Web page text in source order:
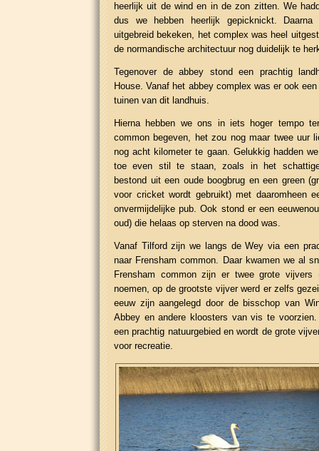
heerlijk uit de wind en in de zon zitten. We
dus we hebben heerlijk gepicknickt.
uitgebreid bekeken, het complex was heel
de normandische architectuur nog duidelijk te
Tegenover de abbey stond een prachtig
House. Vanaf het abbey complex was er ook
tuinen van dit landhuis.
Hierna hebben we ons in iets hoger tempo
common begeven, het zou nog maar twee uur
nog acht kilometer te gaan. Gelukkig hadden
toe even stil te staan, zoals in het
bestond uit een oude boogbrug en een green
voor cricket wordt gebruikt) met daaromheen
onvermijdelijke pub. Ook stond er een
oud) die helaas op sterven na dood was.
Vanaf Tilford zijn we langs de Wey via een
naar Frensham common. Daar kwamen we al
Frensham common zijn er twee grote vijvers
noemen, op de grootste vijver werd er zelfs
eeuw zijn aangelegd door de bisschop van
Abbey en andere kloosters van vis te
een prachtig natuurgebied en wordt de grote
voor recreatie.